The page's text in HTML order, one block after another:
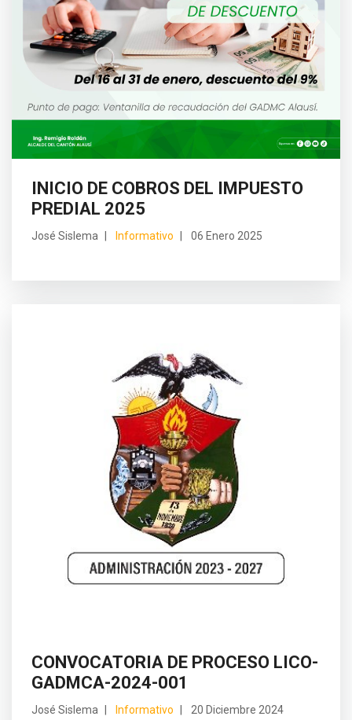
INICIO DE COBROS DEL IMPUESTO
PREDIAL 2025
José Sislema Informativo 06 Enero 2025
CONVOCATORIA DE PROCESO LICO-
GADMCA-2024-001
José Sislema Informativo 20 Diciembre 2024